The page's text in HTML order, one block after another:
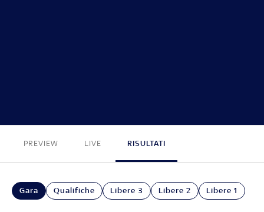
PREVIEW LIVE RISULTATI
Gara Qualifiche Libere 3 Libere 2 Libere 1